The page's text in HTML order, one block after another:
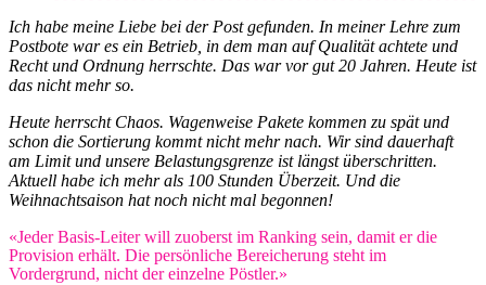
Ich habe meine Liebe bei der Post gefunden. In meiner Lehre zum
Postbote war es ein Betrieb, in dem man auf Qualität achtete und
Recht und Ordnung herrschte. Das war vor gut 20 Jahren. Heute ist
das nicht mehr so.
Heute herrscht Chaos. Wagenweise Pakete kommen zu spät und
schon die Sortierung kommt nicht mehr nach. Wir sind dauerhaft
am Limit und unsere Belastungsgrenze ist längst überschritten.
Aktuell habe ich mehr als 100 Stunden Überzeit. Und die
Weihnachtsaison hat noch nicht mal begonnen!
«Jeder Basis-Leiter will zuoberst im Ranking sein, damit er die
Provision erhält. Die persönliche Bereicherung steht im
Vordergrund, nicht der einzelne Pöstler.»